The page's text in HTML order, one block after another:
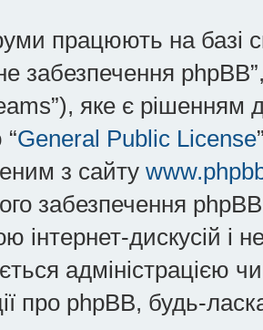
працюють на базі
забезпечення
яке є
“General Public License
з сайту
забезпечення
інтернет-дискусій
адміністрацією
про phpBB, будь-